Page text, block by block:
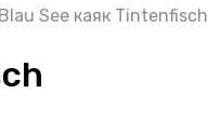
Blau See каяк Tintenfisch